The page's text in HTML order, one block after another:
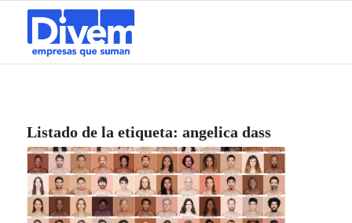
Listado de la etiqueta: angelica dass